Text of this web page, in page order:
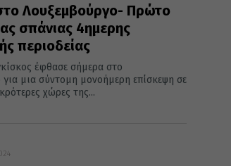
Λουξεμβούργο- Πρώτο
σπάνιας 4ημερης
περιοδείας
έφθασε σήμερα στο
μια σύντομη μονοήμερη επίσκεψη σε
χώρες της...